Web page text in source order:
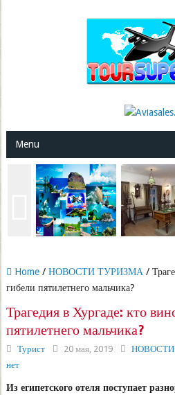
Menu
Home/ НОВОСТИ ТУРИЗМА /
гибели пятилетнего мальчика?
Трагедия в Хургаде: кто
пятилетнего мальчика?
Турист 20 мая, 2019
нет
Из египетского отеля поступает